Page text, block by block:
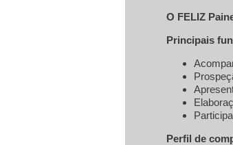
O FELIZ
Principais
Perfil de